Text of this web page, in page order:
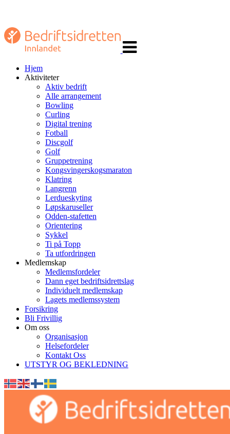
navigasjon
Hjem
Aktiviteter
Aktiv bedrift
Alle arrangement
Bowling
Curling
Digital trening
Fotball
Discgolf
Golf
Gruppetrening
Kongsvingerskogsmaraton
Klatring
Langrenn
Lerdueskyting
Løpskaruseller
Odden-stafetten
Orientering
Sykkel
Ti på Topp
Ta utfordringen
Medlemskap
Medlemsfordeler
Dann eget bedriftsidrettslag
Individuelt medlemskap
Lagets medlemssystem
Forsikring
Bli Frivillig
Om oss
Organisasjon
Helsefordeler
Kontakt Oss
UTSTYR OG BEKLEDNING